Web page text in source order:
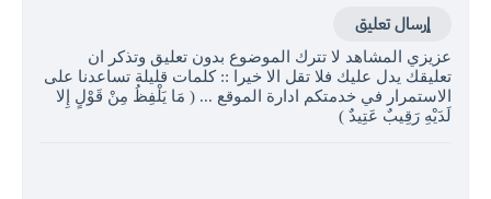
إرسال تعليق
عزيزي المشاهد لا تترك الموضوع بدون تعليق وتذكر ان
تعليقك يدل عليك فلا تقل الا خيرا :: كلمات قليلة تساعدنا على
الاستمرار في خدمتكم ادارة الموقع ... ( مَا يَلْفِظُ مِنْ قَوْلٍ إِلا
لَدَيْهِ رَقِيبٌ عَتِيدٌ )